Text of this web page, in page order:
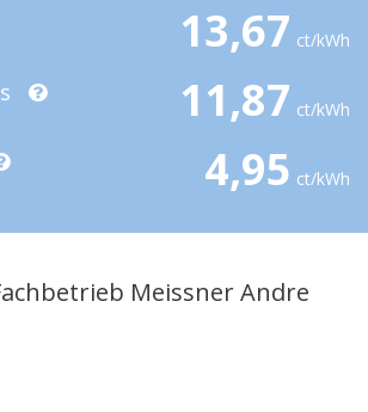
13,67 ct/kWh
11,87 ct/kWh
4,95 ct/kWh
Meissner Andre